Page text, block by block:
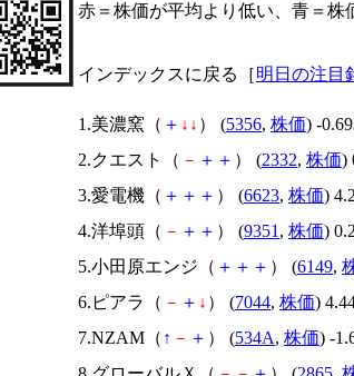
赤＝株価が平均より低い、青＝株
インデックスに戻る［明日の注目
1.美濃窯（ ＋ ↓ ↓ ） (5356, 株価) -
2.クエスト（ － ＋ ＋ ） (2332, 株価)
3.愛電機（ ＋ ＋ ＋ ） (6623, 株価)
4.洋埠頭（ － ＋ ＋ ） (9351 , 株価)
5.小田原エンジ（ ＋ ＋ ＋ ） (6149,
6.ピアラ（ － ＋ ↓ ） (7044, 株価)
7.NZAM（ ↑ － ＋ ） (534A, 株価) -